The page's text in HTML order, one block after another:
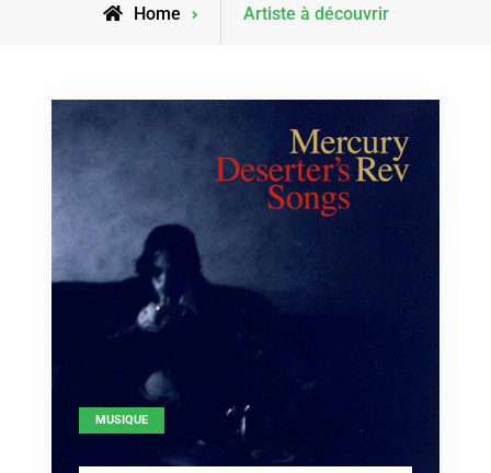
Home
Posts
Artiste à découvrir
MUSIQUE